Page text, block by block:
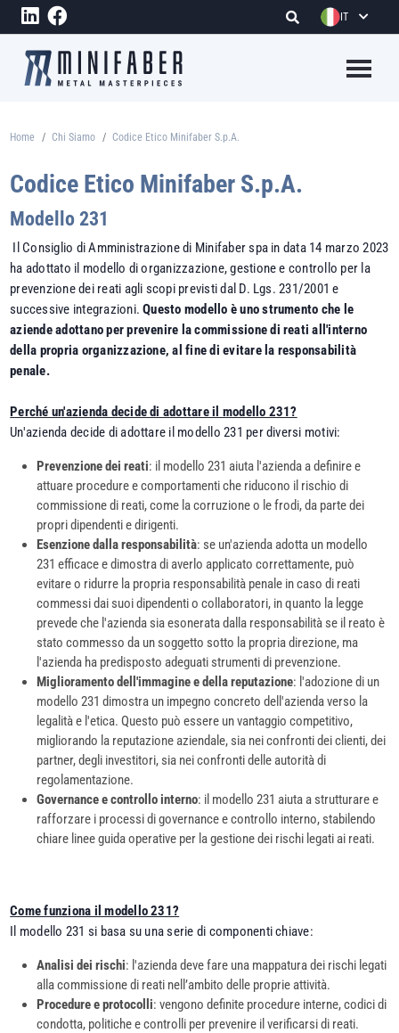
Salta al contenuto principale IT
Briciole di pane
Home Chi Siamo Codice Etico Minifaber S.p.A.
Codice Etico Minifaber S.p.A.
Modello 231
Il Consiglio di Amministrazione di Minifaber spa in data 14 marzo 2023
ha adottato il modello di organizzazione, gestione e controllo per la
prevenzione dei reati agli scopi previsti dal D. Lgs. 231/2001 e
successive integrazioni.Questo modello è uno strumento che le
aziende adottano per prevenire la commissione di reati all'interno
della propria organizzazione, al fine di evitare la responsabilità
penale.
Perché un'azienda decide di adottare il modello 231?
Un'azienda decide di adottare il modello 231 per diversi motivi:
Prevenzione dei reati: il modello 231 aiuta l'azienda a definire e
attuare procedure e comportamenti che riducono il rischio di
commissione di reati, come la corruzione o le frodi, da parte dei
propri dipendenti e dirigenti.
Esenzione dalla responsabilità: se un'azienda adotta un modello
231 efficace e dimostra di averlo applicato correttamente, può
evitare o ridurre la propria responsabilità penale in caso di reati
commessi dai suoi dipendenti o collaboratori, in quanto la legge
prevede che l'azienda sia esonerata dalla responsabilità se il reato è
stato commesso da un soggetto sotto la propria direzione, ma
l'azienda ha predisposto adeguati strumenti di prevenzione.
Miglioramento dell'immagine e della reputazione: l'adozione di un
modello 231 dimostra un impegno concreto dell'azienda verso la
legalità e l'etica. Questo può essere un vantaggio competitivo,
migliorando la reputazione aziendale, sia nei confronti dei clienti, dei
partner, degli investitori, sia nei confronti delle autorità di
regolamentazione.
Governance e controllo interno: il modello 231 aiuta a strutturare e
rafforzare i processi di governance e controllo interno, stabilendo
chiare linee guida operative per la gestione dei rischi legati ai reati.
Come funziona il modello 231?
Il modello 231 si basa su una serie di componenti chiave:
Analisi dei rischi: l'azienda deve fare una mappatura dei rischi legati
alla commissione di reati nell’ambito delle proprie attività.
Procedure e protocolli: vengono definite procedure interne, codici di
condotta, politiche e controlli per prevenire il verificarsi di reati.